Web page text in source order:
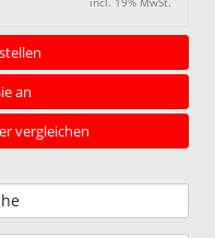
an
vergleichen